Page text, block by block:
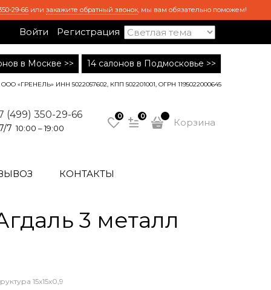
29-66 или закажите обратный звонок, мы вам обязательно поможем!
Войти Регистрация
в Москве >> 14 салонов в Подмосковье >>
ООО «ГРЕНЕЛЬ» ИНН 5022057602, КПП 502201001, ОГРН 1195022000645
(499) 350-29-66
7 10:00 – 19:00
0 0
Корзина
КОНТАКТЫ
3 металл
15x15x0,9